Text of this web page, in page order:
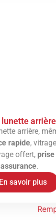
arrière,
rapide,
offert,
assurance.
En savoir plus